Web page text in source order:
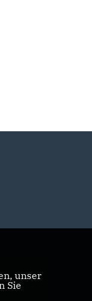
unser
Sie